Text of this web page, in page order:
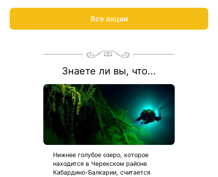
Все акции
Знаете ли вы, что...
Нижнее голубое озеро, которое
находится в Черекском районе
Кабардино-Балкарии, считается